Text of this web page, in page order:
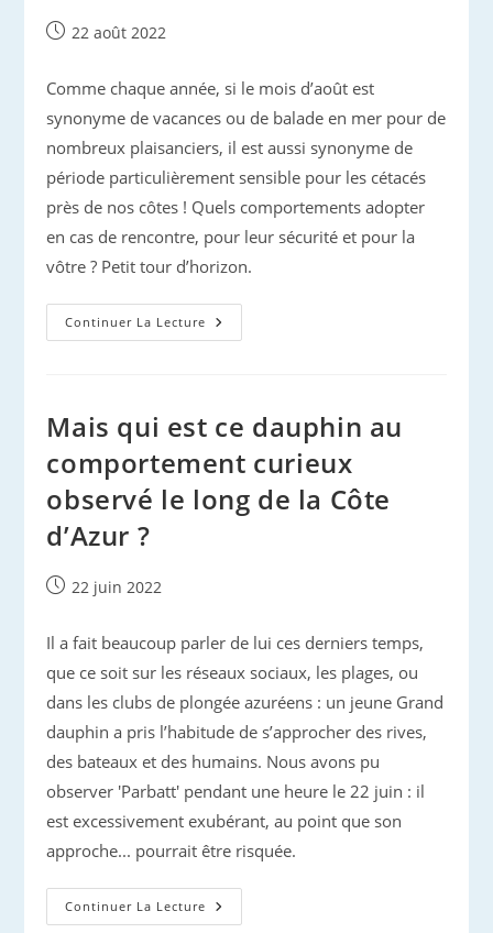
Publication
22 août 2022
Comme chaque année, si le mois d’août est
synonyme de vacances ou de balade en mer pour de
nombreux plaisanciers, il est aussi synonyme de
période particulièrement sensible pour les cétacés
près de nos côtes ! Quels comportements adopter
en cas de rencontre, pour leur sécurité et pour la
vôtre ? Petit tour d’horizon.
Continuer La Lecture Rencontre
Avec
Ou
Détresse
:
Les
Bons
Réflexes
Mais qui est ce dauphin au
comportement curieux
observé le long de la Côte
d’Azur ?
Publication
22 juin 2022
Il a fait beaucoup parler de lui ces derniers temps,
que ce soit sur les réseaux sociaux, les plages, ou
dans les clubs de plongée azuréens : un jeune Grand
dauphin a pris l’habitude de s’approcher des rives,
des bateaux et des humains. Nous avons pu
observer 'Parbatt' pendant une heure le 22 juin : il
est excessivement exubérant, au point que son
approche... pourrait être risquée.
Continuer La Lecture Mais
Qui